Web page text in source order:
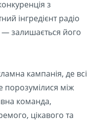
з
інгредієнт радіо
— залишається його
кампанія, де всі
порозумілися між
команда,
цікавого та